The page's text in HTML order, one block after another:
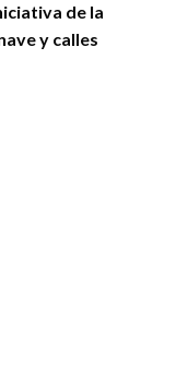
de la
y calles